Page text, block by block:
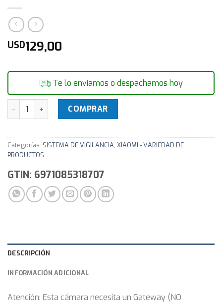
USD129,00
Te lo enviamos o despachamos hoy
Camara IP Wifi imilab - libre de cables - CCTV Seguridad
COMPRAR
Categorías: SISTEMA DE VIGILANCIA, XIAOMI - VARIEDAD DE
PRODUCTOS
GTIN: 6971085318707
DESCRIPCIÓN
INFORMACIÓN ADICIONAL
Atención: Esta cámara necesita un Gateway (NO